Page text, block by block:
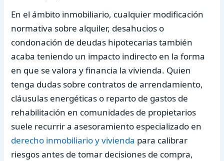
En el ámbito inmobiliario, cualquier modificación
normativa sobre alquiler, desahucios o
condonación de deudas hipotecarias también
acaba teniendo un impacto indirecto en la forma
en que se valora y financia la vivienda. Quien
tenga dudas sobre contratos de arrendamiento,
cláusulas energéticas o reparto de gastos de
rehabilitación en comunidades de propietarios
suele recurrir a asesoramiento especializado en
derecho inmobiliario y vivienda para calibrar
riesgos antes de tomar decisiones de compra,